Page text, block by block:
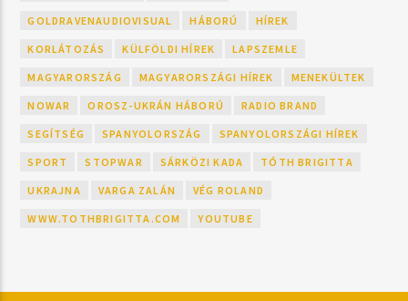
GOLDRAVENAUDIOVISUAL HÁBORÚ HÍREK
KORLÁTOZÁS KÜLFÖLDI HÍREK LAPSZEMLE
MAGYARORSZÁG MAGYARORSZÁGI HÍREK MENEKÜLTEK
NOWAR OROSZ-UKRÁN HÁBORÚ RADIO BRAND
SEGÍTSÉG SPANYOLORSZÁG SPANYOLORSZÁGI HÍREK
SPORT STOPWAR SÁRKÖZI KADA TÓTH BRIGITTA
UKRAJNA VARGA ZALÁN VÉG ROLAND
WWW.TOTHBRIGITTA.COM YOUTUBE